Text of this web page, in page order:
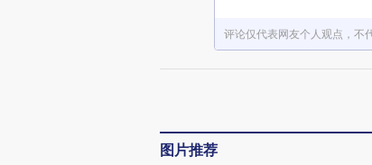
评论仅代表网友个人观点，不
图片推荐